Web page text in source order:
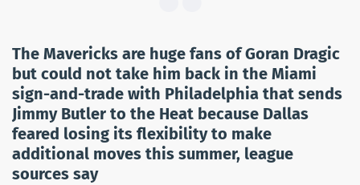
The Mavericks are huge fans of Goran Dragic
but could not take him back in the Miami
sign-and-trade with Philadelphia that sends
Jimmy Butler to the Heat because Dallas
feared losing its flexibility to make
additional moves this summer, league
sources say